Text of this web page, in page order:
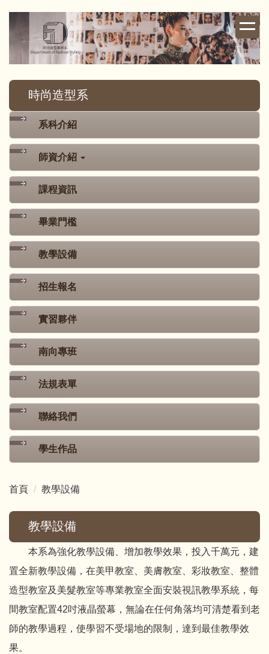
內
容
時尚造型系
系科介紹
師資介紹
課程資訊
畢業門檻
教學設備
招生報名
實習夥伴
南向專班
法規表單
聯絡我們
學生作品
首頁 教學設備
教學設備
本系為強化教學設備、增加教學效果，投入千萬元，建
置全新教學設備，在美甲教室、美膚教室、彩妝教室、整體
造型教室及美髮教室等專業教室全面安裝視訊教學系統，每
間教室配置42吋液晶螢幕，無論在任何角落均可清楚看到老
師的教學過程，使學習不受場地的限制，達到最佳教學效
果。